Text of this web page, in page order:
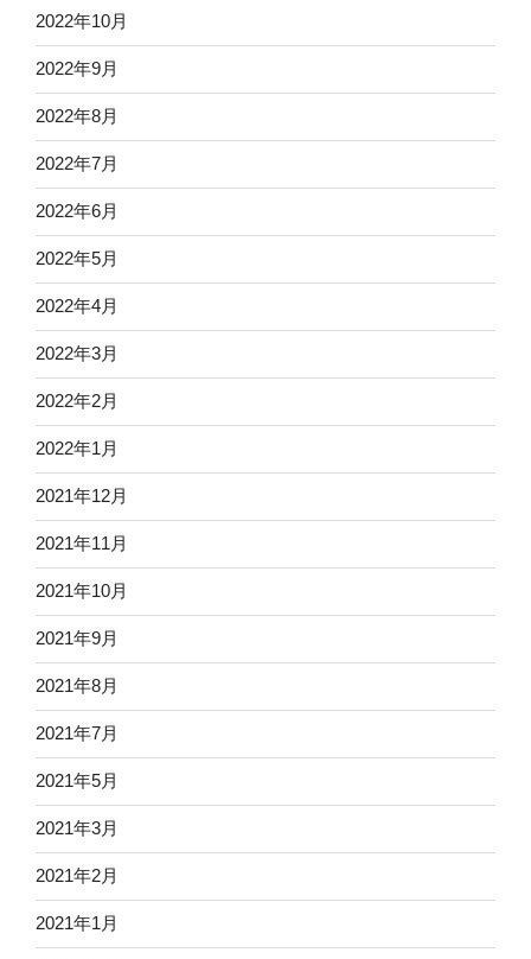
2022年10月
2022年9月
2022年8月
2022年7月
2022年6月
2022年5月
2022年4月
2022年3月
2022年2月
2022年1月
2021年12月
2021年11月
2021年10月
2021年9月
2021年8月
2021年7月
2021年5月
2021年3月
2021年2月
2021年1月